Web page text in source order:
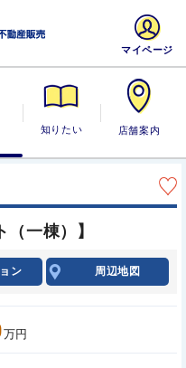
知りたい 店舗案内
マイページ
一棟）】
ン 周辺地図
万円